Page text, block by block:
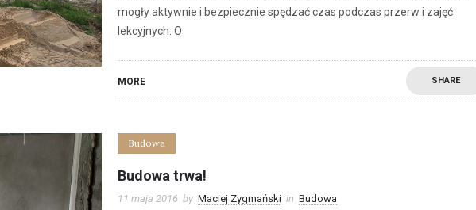
mogły aktywnie i bezpiecznie spędzać czas podczas przerw i zajęć
lekcyjnych. O
MORE SHARE
Budowa
Budowa trwa!
11 maja 2016 by Maciej Zygmański in Budowa